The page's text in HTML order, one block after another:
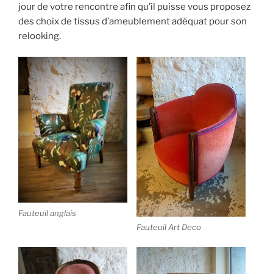
jour de votre rencontre afin qu’il puisse vous proposez
des choix de tissus d’ameublement adéquat pour son
relooking.
Fauteuil anglais
Fauteuil Art Deco